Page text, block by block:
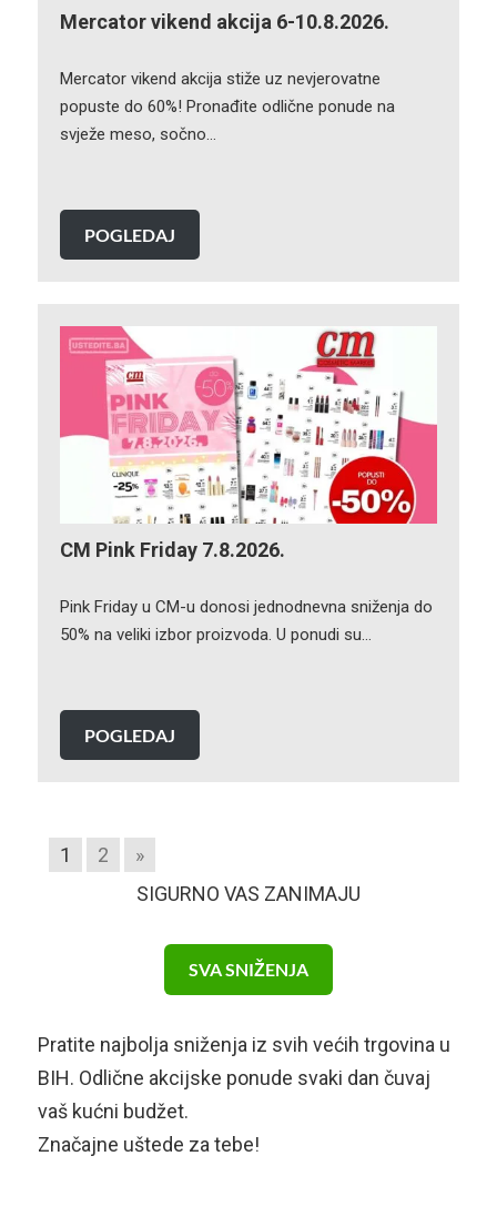
Mercator vikend akcija 6-10.8.2026.
Mercator vikend akcija stiže uz nevjerovatne
popuste do 60%! Pronađite odlične ponude na
svježe meso, sočno…
POGLEDAJ
CM Pink Friday 7.8.2026.
Pink Friday u CM-u donosi jednodnevna sniženja do
50% na veliki izbor proizvoda. U ponudi su…
POGLEDAJ
1 2
»
SIGURNO VAS ZANIMAJU
SVA SNIŽENJA
Pratite najbolja sniženja iz svih većih trgovina u
BIH. Odlične akcijske ponude svaki dan čuvaj
vaš kućni budžet.
Značajne uštede za tebe!